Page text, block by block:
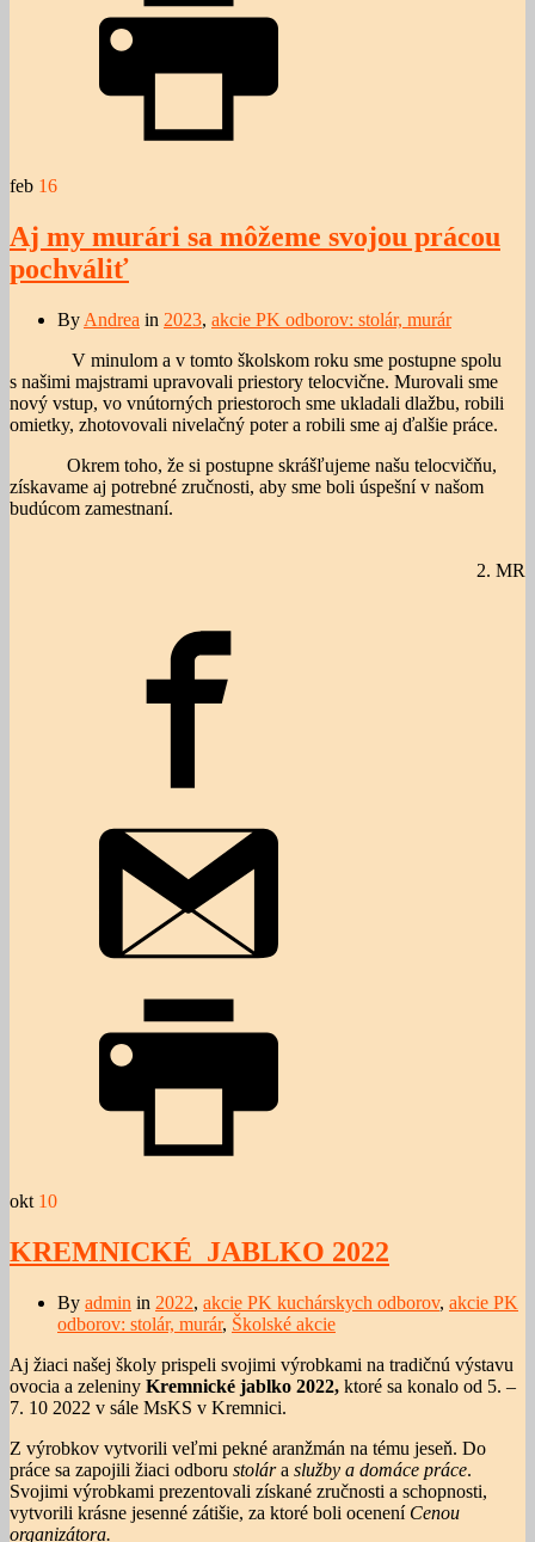
feb 16
Aj my murári sa môžeme svojou prácou
pochváliť
By Andrea in 2023, akcie PK odborov: stolár, murár
V minulom a v tomto školskom roku sme postupne spolu
s našimi majstrami upravovali priestory telocvične. Murovali sme
nový vstup, vo vnútorných priestoroch sme ukladali dlažbu, robili
omietky, zhotovovali nivelačný poter a robili sme aj ďalšie práce.
Okrem toho, že si postupne skrášľujeme našu telocvičňu,
získavame aj potrebné zručnosti, aby sme boli úspešní v našom
budúcom zamestnaní.
2. MR
okt 10
KREMNICKÉ JABLKO 2022
By admin in 2022, akcie PK kuchárskych odborov, akcie PK
odborov: stolár, murár, Školské akcie
Aj žiaci našej školy prispeli svojimi výrobkami na tradičnú výstavu
ovocia a zeleniny Kremnické jablko 2022, ktoré sa konalo od 5. –
7. 10 2022 v sále MsKS v Kremnici.
Z výrobkov vytvorili veľmi pekné aranžmán na tému jeseň. Do
práce sa zapojili žiaci odboru stolára služby a domáce práce.
Svojimi výrobkami prezentovali získané zručnosti a schopnosti,
vytvorili krásne jesenné zátišie, za ktoré boli ocenení Cenou
organizátora.